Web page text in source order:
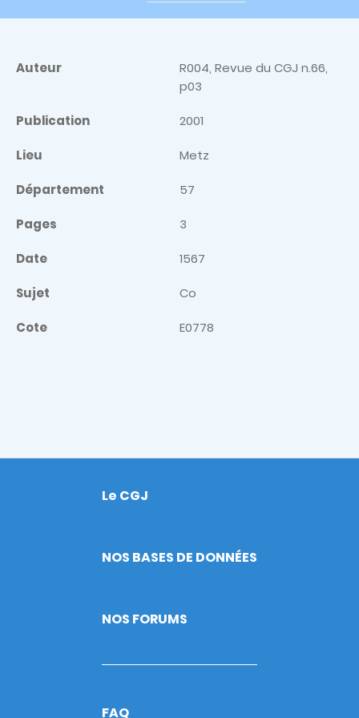
Auteur
R004, Revue du CGJ n.66,
p03
Publication 2001
Lieu Metz
Département 57
Pages 3
Date 1567
Sujet Co
Cote E0778
Footer
Le CGJ
NOS BASES DE DONNÉES
NOS FORUMS
FAQ